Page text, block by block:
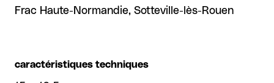
Frac Haute-Normandie, Sotteville-lès-Rouen
caractéristiques techniques